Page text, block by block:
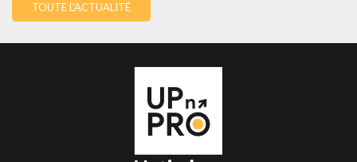
TOUTE L'ACTUALITÉ